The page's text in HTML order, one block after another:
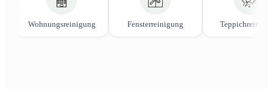
Wohnungsreinigung Fensterreinigung